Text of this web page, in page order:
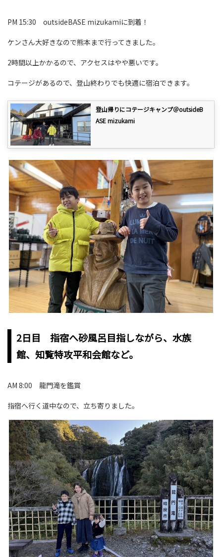
PM 15:30 outsideBASE mizukamiに到着！
ケンさん大好きなので熊本まで行ってきました。
2時間以上かかるので、アクセスはやや悪いです。
コテージがあるので、登山終わりでも快適に宿泊できます。
登山帰りにコテージキャンプ＠outsideB
ASE mizukami
2日目 指宿へ砂風呂目指しながら、水族
館、知覧特攻平和会館など。
AM 8:00 龍門滝を鑑賞
指宿へ行く道中なので、立ち寄りました。